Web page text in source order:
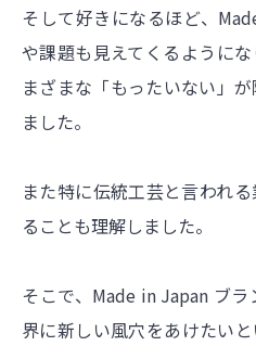
そして好きになるほど、
や課題も見えてくるように
まざまな「もったいない」
ました。
また特に伝統工芸と言われ
ることも理解しました。
そこで、Made in Japan ブ
界に新しい風穴をあけたい